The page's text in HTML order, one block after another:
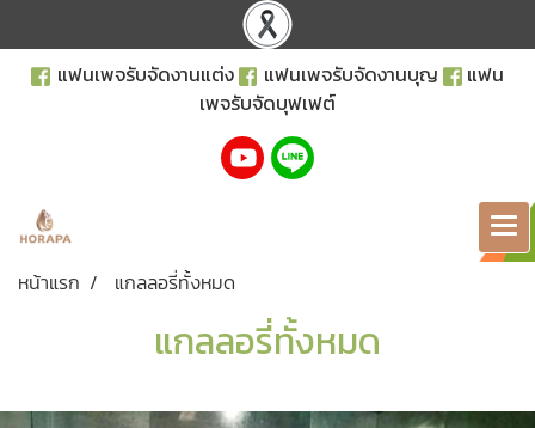
แฟนเพจรับจัดงานแต่ง แฟนเพจรับจัดงานบุญ
แฟน
เพจรับจัดบุฟเฟต์
หน้าแรก แกลลอรี่ทั้งหมด
แกลลอรี่ทั้งหมด